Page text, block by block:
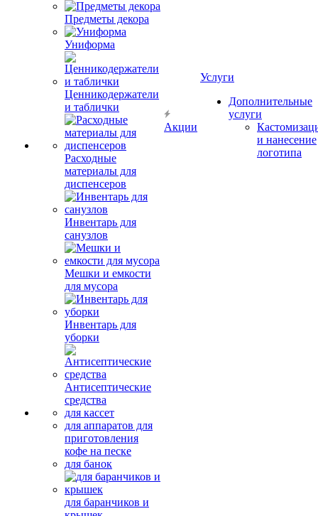
Предметы декора
Униформа
Ценникодержатели
и таблички
Расходные
материалы для
диспенсеров
Инвентарь для
санузлов
Мешки и емкости
для мусора
Инвентарь для
уборки
Антисептические
средства
для кассет
для аппаратов для
приготовления
кофе на песке
для банок
для баранчиков и
Акции
Услуги
Дополнительные
услуги
и нанесение
логотипа